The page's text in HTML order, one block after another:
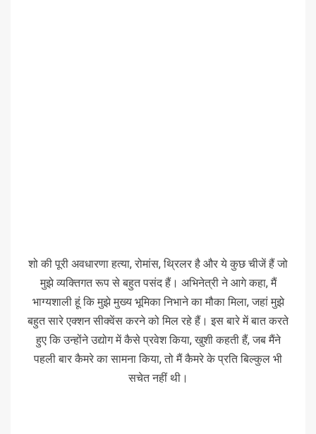
शो की पूरी अवधारणा हत्या, रोमांस, थ्रिलर है और ये कुछ चीजें हैं जो
मुझे व्यक्तिगत रूप से बहुत पसंद हैं। अभिनेत्री ने आगे कहा, मैं
भाग्यशाली हूं कि मुझे मुख्य भूमिका निभाने का मौका मिला, जहां मुझे
बहुत सारे एक्शन सीक्वेंस करने को मिल रहे हैं। इस बारे में बात करते
हुए कि उन्होंने उद्योग में कैसे प्रवेश किया, खुशी कहती हैं, जब मैंने
पहली बार कैमरे का सामना किया, तो मैं कैमरे के प्रति बिल्कुल भी
सचेत नहीं थी।